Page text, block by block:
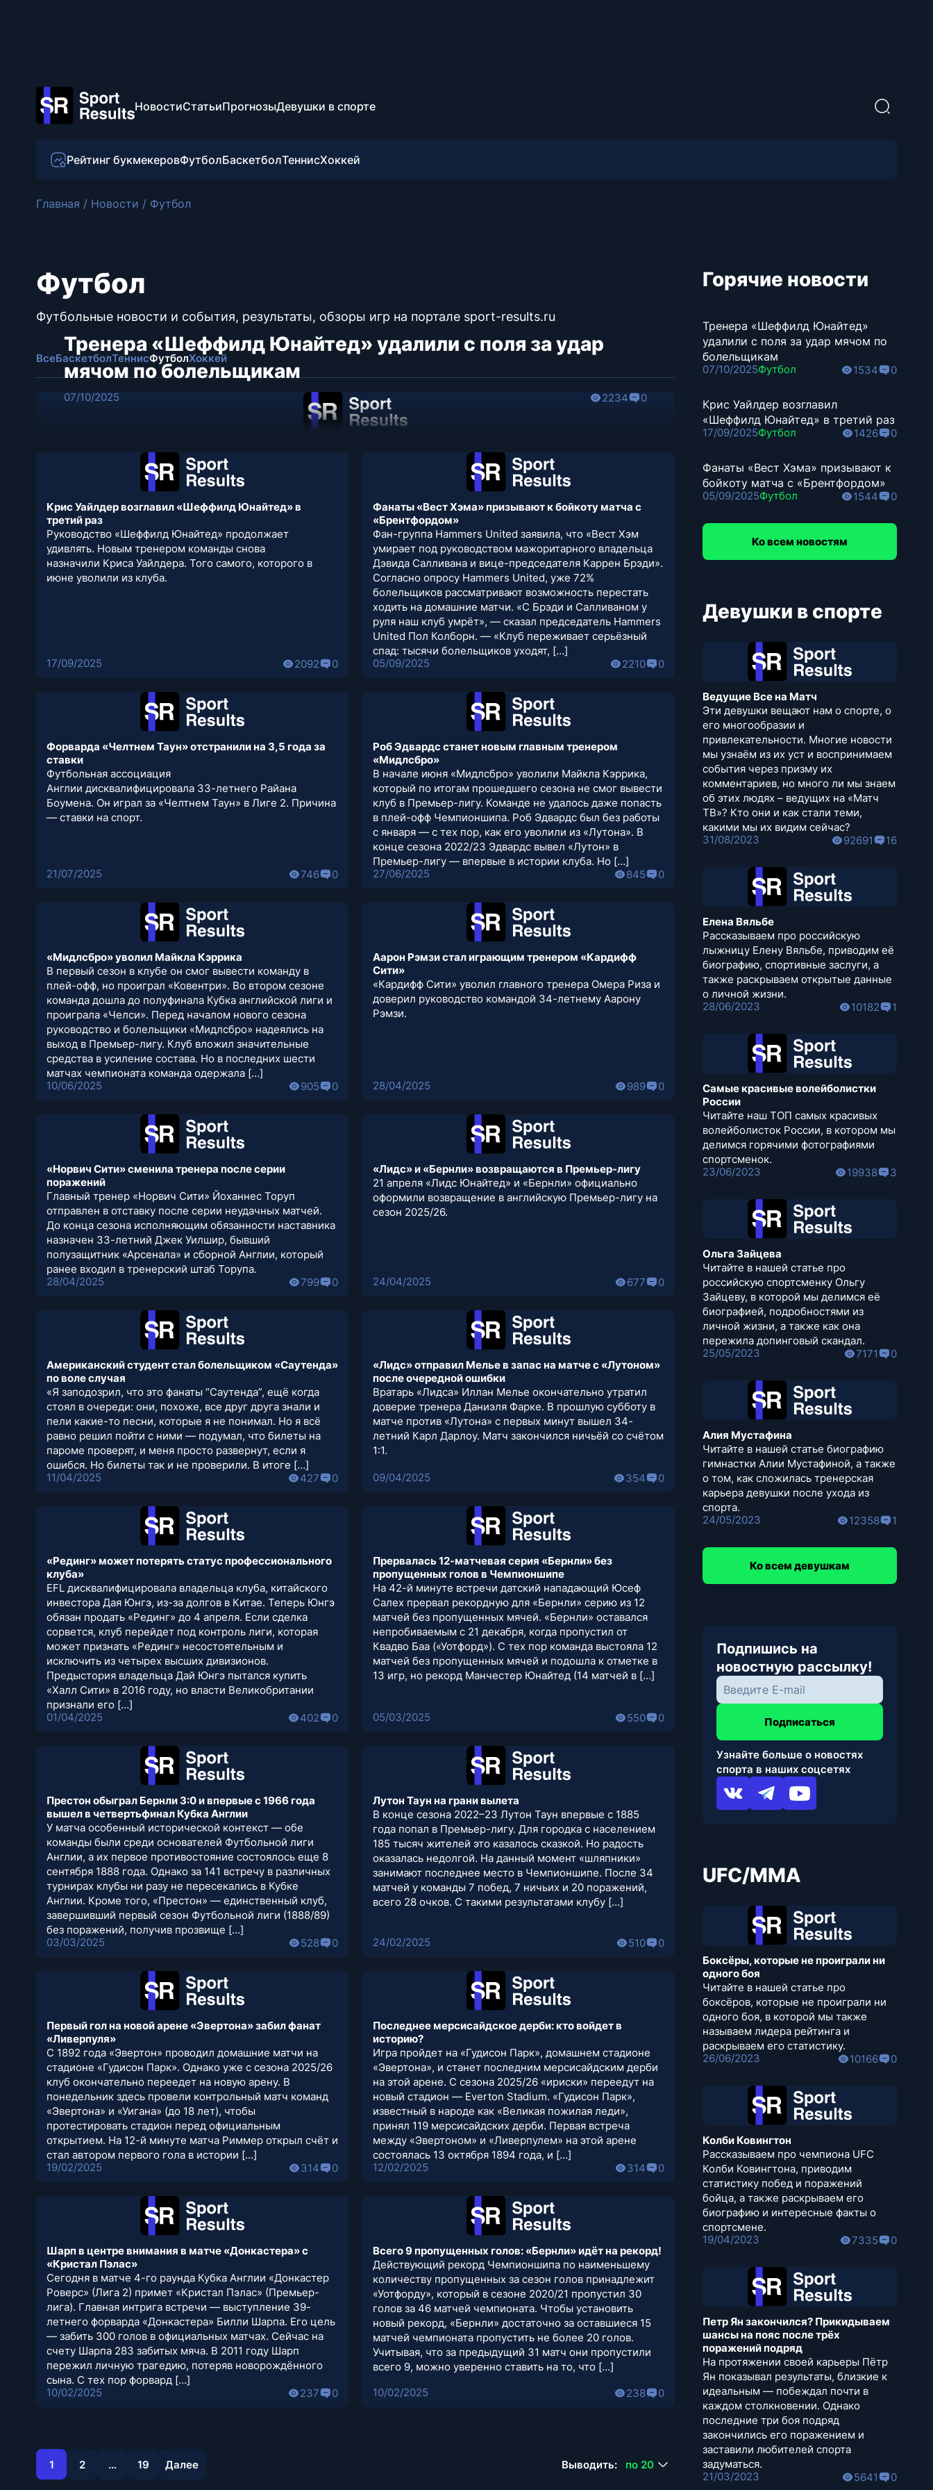
НовостиСтатьиПрогнозыДевушки в спорте
Рейтинг букмекеровФутболБаскетболТеннисХоккей
Главная / Новости / Футбол
Футбол
Футбольные новости и события, результаты, обзоры игр на портале sport-results.ru
ВсеБаскетболТеннисФутболХоккей
Тренера «Шеффилд Юнайтед» удалили с поля за удар
мячом по болельщикам
07/10/2025 2234 0
Крис Уайлдер возглавил «Шеффилд Юнайтед» в
третий раз
Руководство «Шеффилд Юнайтед» продолжает
удивлять. Новым тренером команды снова
назначили Криса Уайлдера. Того самого, которого в
июне уволили из клуба.
17/09/2025 2092 0
Фанаты «Вест Хэма» призывают к бойкоту матча с
«Брентфордом»
Фан-группа Hammers United заявила, что «Вест Хэм
умирает под руководством мажоритарного владельца
Дэвида Салливана и вице-председателя Каррен Брэди».
Согласно опросу Hammers United, уже 72%
болельщиков рассматривают возможность перестать
ходить на домашние матчи. «С Брэди и Салливаном у
руля наш клуб умрёт», — сказал председатель Hammers
United Пол Колборн. — «Клуб переживает серьёзный
спад: тысячи болельщиков уходят, […]
05/09/2025
2210 0
Форварда «Челтнем Таун» отстранили на 3,5 года за
ставки
Футбольная ассоциация
Англии дисквалифицировала 33-летнего Райана
Боумена. Он играл за «Челтнем Таун» в Лиге 2. Причина
— ставки на спорт.
21/07/2025 746 0
Роб Эдвардс станет новым главным тренером
«Мидлсбро»
В начале июня «Мидлсбро» уволили Майкла Кэррика,
который по итогам прошедшего сезона не смог вывести
клуб в Премьер-лигу. Команде не удалось даже попасть
в плей-офф Чемпионшипа. Роб Эдвардс был без работы
с января — с тех пор, как его уволили из «Лутона». В
конце сезона 2022/23 Эдвардс вывел «Лутон» в
Премьер-лигу — впервые в истории клуба. Но […]
27/06/2025
845 0
«Мидлсбро» уволил Майкла Кэррика
В первый сезон в клубе он смог вывести команду в
плей-офф, но проиграл «Ковентри». Во втором сезоне
команда дошла до полуфинала Кубка английской лиги и
проиграла «Челси». Перед началом нового сезона
руководство и болельщики «Мидлсбро» надеялись на
выход в Премьер-лигу. Клуб вложил значительные
средства в усиление состава. Но в последних шести
матчах чемпионата команда одержала […]
10/06/2025
905 0
Аарон Рэмзи стал играющим тренером «Кардифф
Сити»
«Кардифф Сити» уволил главного тренера Омера Риза и
доверил руководство командой 34-летнему Аарону
Рэмзи.
28/04/2025 989 0
«Норвич Сити» сменила тренера после серии
поражений
Главный тренер «Норвич Сити» Йоханнес Торуп
отправлен в отставку после серии неудачных матчей.
До конца сезона исполняющим обязанности наставника
назначен 33-летний Джек Уилшир, бывший
полузащитник «Арсенала» и сборной Англии, который
ранее входил в тренерский штаб Торупа.
28/04/2025
799 0
«Лидс» и «Бернли» возвращаются в Премьер-лигу
21 апреля «Лидс Юнайтед» и «Бернли» официально
оформили возвращение в английскую Премьер-лигу на
сезон 2025/26.
24/04/2025 677 0
Американский студент стал болельщиком «Саутенда»
по воле случая
«Я заподозрил, что это фанаты “Саутенда”, ещё когда
стоял в очереди: они, похоже, все друг друга знали и
пели какие-то песни, которые я не понимал. Но я всё
равно решил пойти с ними — подумал, что билеты на
пароме проверят, и меня просто развернут, если я
ошибся. Но билеты так и не проверили. В итоге […]
11/04/2025
427 0
«Лидс» отправил Мелье в запас на матче с «Лутоном»
после очередной ошибки
Вратарь «Лидса» Иллан Мелье окончательно утратил
доверие тренера Даниэля Фарке. В прошлую субботу в
матче против «Лутона» с первых минут вышел 34-
летний Карл Дарлоу. Матч закончился ничьёй со счётом
1:1.
09/04/2025 354 0
«Рединг» может потерять статус профессионального
клуба»
EFL дисквалифицировала владельца клуба, китайского
инвестора Дая Юнгэ, из-за долгов в Китае. Теперь Юнгэ
обязан продать «Рединг» до 4 апреля. Если сделка
сорвется, клуб перейдет под контроль лиги, которая
может признать «Рединг» несостоятельным и
исключить из четырех высших дивизионов.
Предыстория владельца Дай Юнгэ пытался купить
«Халл Сити» в 2016 году, но власти Великобритании
признали его […]
01/04/2025
402 0
Прервалась 12-матчевая серия «Бернли» без
пропущенных голов в Чемпионшипе
На 42-й минуте встречи датский нападающий Юсеф
Салех прервал рекордную для «Бернли» серию из 12
матчей без пропущенных мячей. «Бернли» оставался
непробиваемым с 21 декабря, когда пропустил от
Квадво Баа («Уотфорд»). С тех пор команда выстояла 12
матчей без пропущенных мячей и подошла к отметке в
13 игр, но рекорд Манчестер Юнайтед (14 матчей в […]
05/03/2025 550 0
Престон обыграл Бернли 3:0 и впервые с 1966 года
вышел в четвертьфинал Кубка Англии
У матча особенный исторической контекст — обе
команды были среди основателей Футбольной лиги
Англии, а их первое противостояние состоялось еще 8
сентября 1888 года. Однако за 141 встречу в различных
турнирах клубы ни разу не пересекались в Кубке
Англии. Кроме того, «Престон» — единственный клуб,
завершивший первый сезон Футбольной лиги (1888/89)
без поражений, получив прозвище […]
03/03/2025
528 0
Лутон Таун на грани вылета
В конце сезона 2022–23 Лутон Таун впервые с 1885
года попал в Премьер-лигу. Для городка с населением
185 тысяч жителей это казалось сказкой. Но радость
оказалась недолгой. На данный момент «шляпники»
занимают последнее место в Чемпионшипе. После 34
матчей у команды 7 побед, 7 ничьих и 20 поражений,
всего 28 очков. С такими результатами клубу […]
24/02/2025 510 0
Первый гол на новой арене «Эвертона» забил фанат
«Ливерпуля»
С 1892 года «Эвертон» проводил домашние матчи на
стадионе «Гудисон Парк». Однако уже с сезона 2025/26
клуб окончательно переедет на новую арену. В
понедельник здесь провели контрольный матч команд
«Эвертона» и «Уигана» (до 18 лет), чтобы
протестировать стадион перед официальным
открытием. На 12-й минуте матча Риммер открыл счёт и
стал автором первого гола в истории […]
19/02/2025
314 0
Последнее мерсисайдское дерби: кто войдет в
историю?
Игра пройдет на «Гудисон Парк», домашнем стадионе
«Эвертона», и станет последним мерсисайдским дерби
на этой арене. С сезона 2025/26 «ириски» переедут на
новый стадион — Everton Stadium. «Гудисон Парк»,
известный в народе как «Великая пожилая леди»,
принял 119 мерсисайдских дерби. Первая встреча
между «Эвертоном» и «Ливерпулем» на этой арене
состоялась 13 октября 1894 года, и […]
12/02/2025
314 0
Шарп в центре внимания в матче «Донкастера» с
«Кристал Пэлас»
Сегодня в матче 4-го раунда Кубка Англии «Донкастер
Роверс» (Лига 2) примет «Кристал Пэлас» (Премьер-
лига). Главная интрига встречи — выступление 39-
летнего форварда «Донкастера» Билли Шарпа. Его цель
— забить 300 голов в официальных матчах. Сейчас на
счету Шарпа 283 забитых мяча. В 2011 году Шарп
пережил личную трагедию, потеряв новорождённого
сына. С тех пор форвард […]
10/02/2025
237 0
Всего 9 пропущенных голов: «Бернли» идёт на рекорд!
Действующий рекорд Чемпионшипа по наименьшему
количеству пропущенных за сезон голов принадлежит
«Уотфорду», который в сезоне 2020/21 пропустил 30
голов за 46 матчей чемпионата. Чтобы установить
новый рекорд, «Бернли» достаточно за оставшиеся 15
матчей чемпионата пропустить не более 20 голов.
Учитывая, что за предыдущий 31 матч они пропустили
всего 9, можно уверенно ставить на то, что […]
10/02/2025
238 0
1 2 … 19 Далее Выводить: по 20
Горячие новости
Тренера «Шеффилд Юнайтед»
удалили с поля за удар мячом по
болельщикам
07/10/2025Футбол 1534 0
Крис Уайлдер возглавил
«Шеффилд Юнайтед» в третий раз
17/09/2025Футбол 1426 0
Фанаты «Вест Хэма» призывают к
бойкоту матча с «Брентфордом»
05/09/2025Футбол 1544 0
Ко всем новостям
Девушки в спорте
Ведущие Все на Матч
Эти девушки вещают нам о спорте, о
его многообразии и
привлекательности. Многие новости
мы узнаём из их уст и воспринимаем
события через призму их
комментариев, но много ли мы знаем
об этих людях – ведущих на «Матч
ТВ»? Кто они и как стали теми,
какими мы их видим сейчас?
31/08/2023
92691 16
Елена Вяльбе
Рассказываем про российскую
лыжницу Елену Вяльбе, приводим её
биографию, спортивные заслуги, а
также раскрываем открытые данные
о личной жизни.
28/06/2023
10182 1
Самые красивые волейболистки
России
Читайте наш ТОП самых красивых
волейболисток России, в котором мы
делимся горячими фотографиями
спортсменок.
23/06/2023
19938 3
Ольга Зайцева
Читайте в нашей статье про
российскую спортсменку Ольгу
Зайцеву, в которой мы делимся её
биографией, подробностями из
личной жизни, а также как она
пережила допинговый скандал.
25/05/2023
7171 0
Алия Мустафина
Читайте в нашей статье биографию
гимнастки Алии Мустафиной, а также
о том, как сложилась тренерская
карьера девушки после ухода из
спорта.
24/05/2023
12358 1
Ко всем девушкам
Подпишись на
новостную рассылку!
Подписаться
Узнайте больше о новостях
спорта в наших соцсетях
UFC/MMA
Боксёры, которые не проиграли ни
одного боя
Читайте в нашей статье про
боксёров, которые не проиграли ни
одного боя, в которой мы также
называем лидера рейтинга и
раскрываем его статистику.
26/06/2023
10166 0
Колби Ковингтон
Рассказываем про чемпиона UFC
Колби Ковингтона, приводим
статистику побед и поражений
бойца, а также раскрываем его
биографию и интересные факты о
спортсмене.
19/04/2023
7335 0
Петр Ян закончился? Прикидываем
шансы на пояс после трёх
поражений подряд
На протяжении своей карьеры Пётр
Ян показывал результаты, близкие к
идеальным — побеждал почти в
каждом столкновении. Однако
последние три боя подряд
закончились его поражением и
заставили любителей спорта
задуматься.
21/03/2023
5641 0